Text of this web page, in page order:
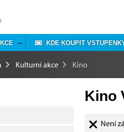
KDE KOUPIT
Kulturní akce Kino
Kino
Není